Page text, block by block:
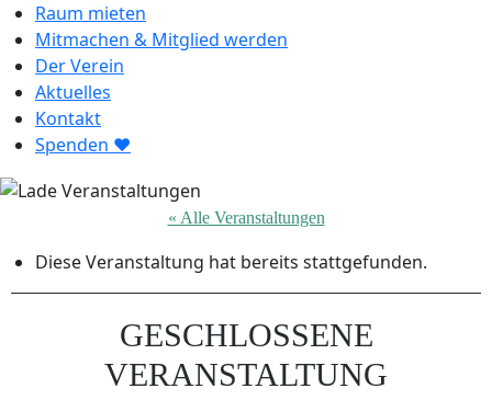
Raum mieten
Mitmachen & Mitglied werden
Der Verein
Aktuelles
Kontakt
Spenden ❤︎
« Alle Veranstaltungen
Diese Veranstaltung hat bereits stattgefunden.
GESCHLOSSENE
VERANSTALTUNG